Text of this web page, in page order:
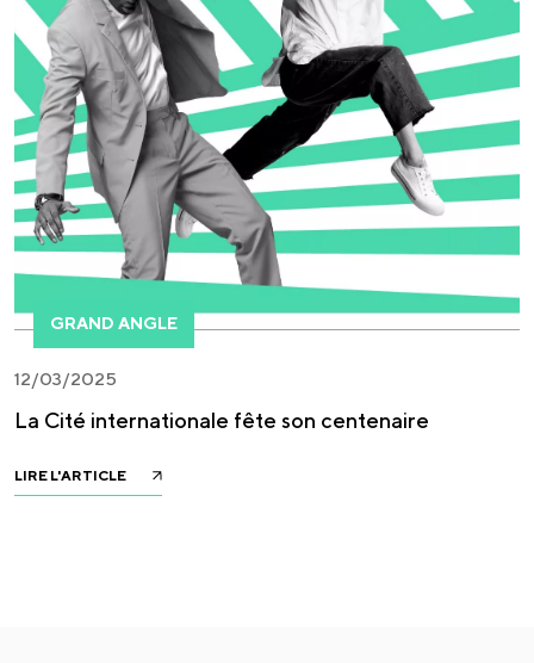
GRAND ANGLE
12/03/2025
La Cité internationale fête son centenaire
LIRE L'ARTICLE